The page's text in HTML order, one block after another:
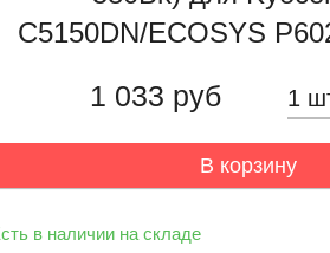
C5150DN/ECOSYS
1 033 руб
В корзину
в наличии на складе